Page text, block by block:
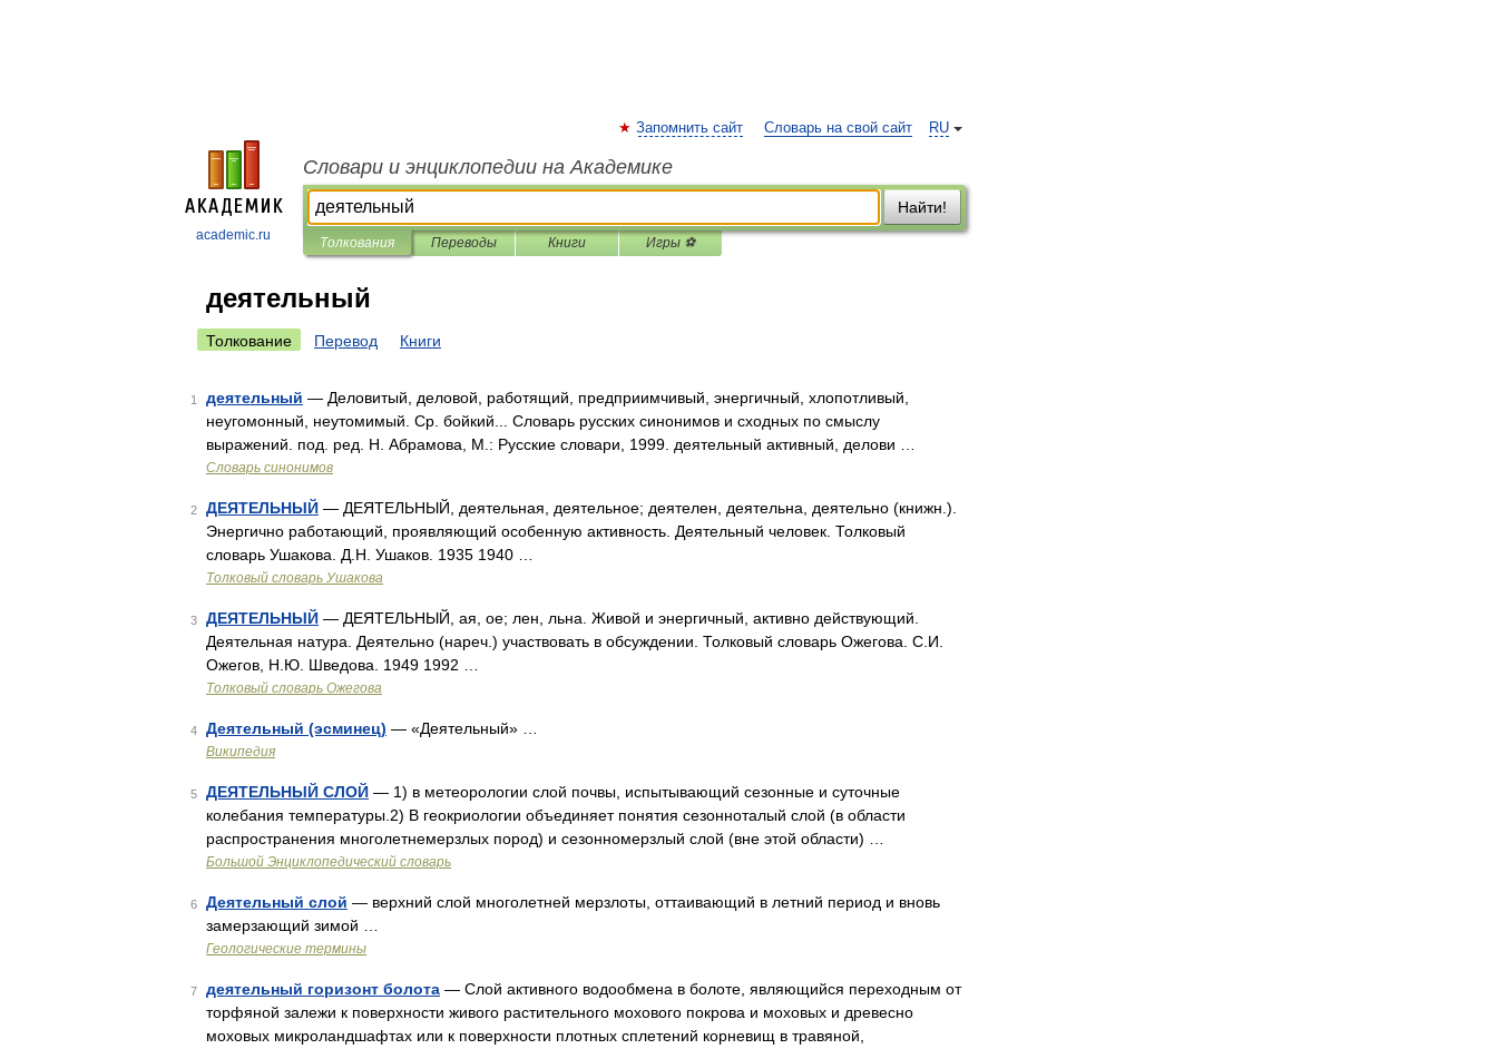
academic.ru
RU
Запомнить сайт Словарь на свой сайт
Словари и энциклопедии на Академике
Найти!
Толкования Переводы Книги Игры ⚽
деятельный
Толкование Перевод Книги
1 деятельный — Деловитый, деловой, работящий, предприимчивый, энергичный, хлопотливый,
неугомонный, неутомимый. Ср. бойкий... Словарь русских синонимов и сходных по смыслу
выражений. под. ред. Н. Абрамова, М.: Русские словари, 1999. деятельный активный, делови …
Словарь синонимов
2 ДЕЯТЕЛЬНЫЙ — ДЕЯТЕЛЬНЫЙ, деятельная, деятельное; деятелен, деятельна, деятельно (книжн.).
Энергично работающий, проявляющий особенную активность. Деятельный человек. Толковый
словарь Ушакова. Д.Н. Ушаков. 1935 1940 …
Толковый словарь Ушакова
3 ДЕЯТЕЛЬНЫЙ — ДЕЯТЕЛЬНЫЙ, ая, ое; лен, льна. Живой и энергичный, активно действующий.
Деятельная натура. Деятельно (нареч.) участвовать в обсуждении. Толковый словарь Ожегова. С.И.
Ожегов, Н.Ю. Шведова. 1949 1992 …
Толковый словарь Ожегова
4 Деятельный (эсминец) — «Деятельный» …
Википедия
5 ДЕЯТЕЛЬНЫЙ СЛОЙ — 1) в метеорологии слой почвы, испытывающий сезонные и суточные
колебания температуры.2) В геокриологии объединяет понятия сезонноталый слой (в области
распространения многолетнемерзлых пород) и сезонномерзлый слой (вне этой области) …
Большой Энциклопедический словарь
6 Деятельный слой — верхний слой многолетней мерзлоты, оттаивающий в летний период и вновь
замерзающий зимой …
Геологические термины
7 деятельный горизонт болота — Слой активного водообмена в болоте, являющийся переходным от
торфяной залежи к поверхности живого растительного мохового покрова и моховых и древесно
моховых микроландшафтах или к поверхности плотных сплетений корневищ в травяной,